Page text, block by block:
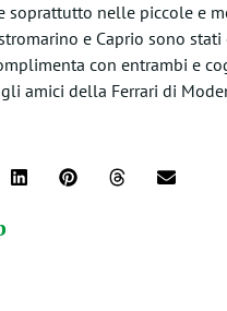
soprattutto nelle piccole e
e Caprio sono
con entrambi e
amici della Ferrari di